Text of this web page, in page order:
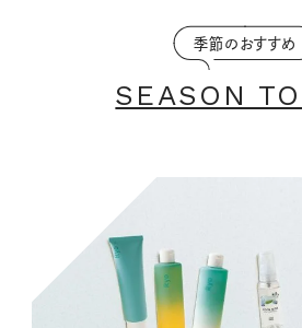
季節のおすすめ
SEASON